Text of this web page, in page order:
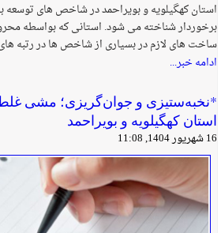
استان کهگیلویه و بویراحمد در شاخص های توسعه
برخوردار شناخته می شود. استانی که بواسطه
ساخت های لازم در بسیاری از شاخص ها در رتبه
ادامه خبر...
*نخبه‌ستیزی و جوان‌گریزی؛ مشی
استان کهگیلویه و بویراحمد
16 شهریور 1404, 11:08